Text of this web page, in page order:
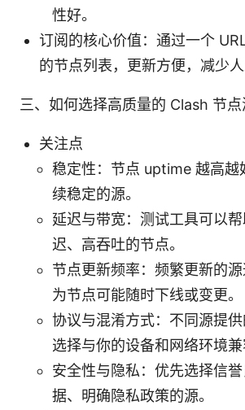
性好。
订阅的核心价值：通过一个
的节点列表，更新方便，减少人
三、如何选择高质量的 Clash 节点
关注点
稳定性：节点 uptime 越高越
续稳定的源。
延迟与带宽：测试工具可以
迟、高吞吐的节点。
节点更新频率：频繁更新的
为节点可能随时下线或变更。
协议与混淆方式：不同源提供
选择与你的设备和网络环境兼
安全性与隐私：优先选择信
据、明确隐私政策的源。